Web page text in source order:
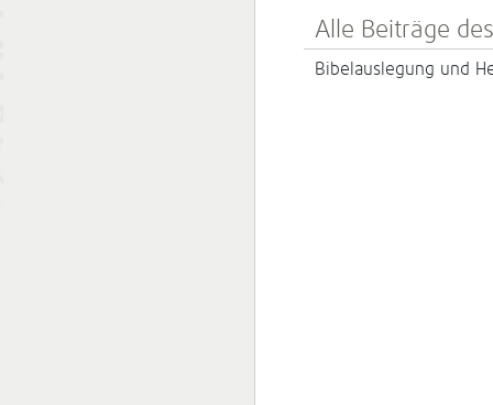
Alle Beiträge
Bibelauslegung und